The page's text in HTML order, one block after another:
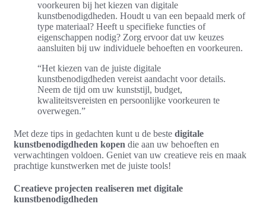
voorkeuren bij het kiezen van digitale
kunstbenodigdheden. Houdt u van een bepaald merk of
type materiaal? Heeft u specifieke functies of
eigenschappen nodig? Zorg ervoor dat uw keuzes
aansluiten bij uw individuele behoeften en voorkeuren.
“Het kiezen van de juiste digitale
kunstbenodigdheden vereist aandacht voor details.
Neem de tijd om uw kunststijl, budget,
kwaliteitsvereisten en persoonlijke voorkeuren te
overwegen.”
Met deze tips in gedachten kunt u de beste digitale
kunstbenodigdheden kopen die aan uw behoeften en
verwachtingen voldoen. Geniet van uw creatieve reis en maak
prachtige kunstwerken met de juiste tools!
Creatieve projecten realiseren met digitale
kunstbenodigdheden